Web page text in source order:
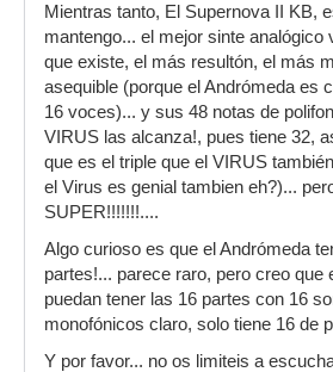
Mientras tanto, El Supernova II KB,
mantengo... el mejor sinte analógico
que existe, el más resultón, el más
asequible (porque el Andrómeda es
16 voces)... y sus 48 notas de
VIRUS las alcanza!, pues tiene 32,
que es el triple que el VIRUS
el Virus es genial tambien eh?)...
SUPER!!!!!!!....
Algo curioso es que el Andrómeda
partes!... parece raro, pero creo que
puedan tener las 16 partes con 16
monofónicos claro, solo tiene 16 de
Y por favor... no os limiteis a